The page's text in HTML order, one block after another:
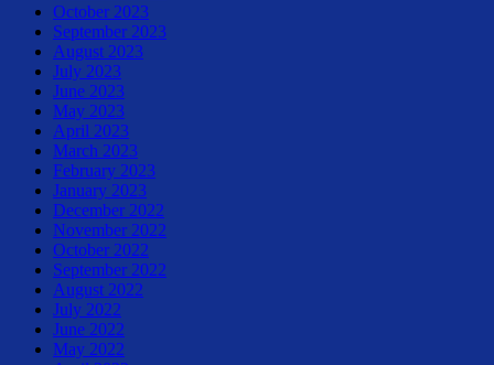
October 2023
September 2023
August 2023
July 2023
June 2023
May 2023
April 2023
March 2023
February 2023
January 2023
December 2022
November 2022
October 2022
September 2022
August 2022
July 2022
June 2022
May 2022